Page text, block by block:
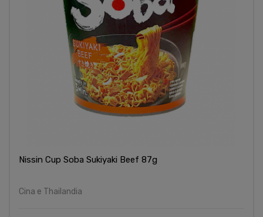
Nissin Cup Soba Sukiyaki Beef 87g
Cina e Thailandia